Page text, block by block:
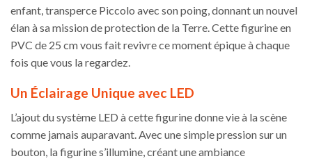
enfant, transperce Piccolo avec son poing, donnant un nouvel
élan à sa mission de protection de la Terre. Cette figurine en
PVC de 25 cm vous fait revivre ce moment épique à chaque
fois que vous la regardez.
Un Éclairage Unique avec LED
L’ajout du système LED à cette figurine donne vie à la scène
comme jamais auparavant. Avec une simple pression sur un
bouton, la figurine s’illumine, créant une ambiance